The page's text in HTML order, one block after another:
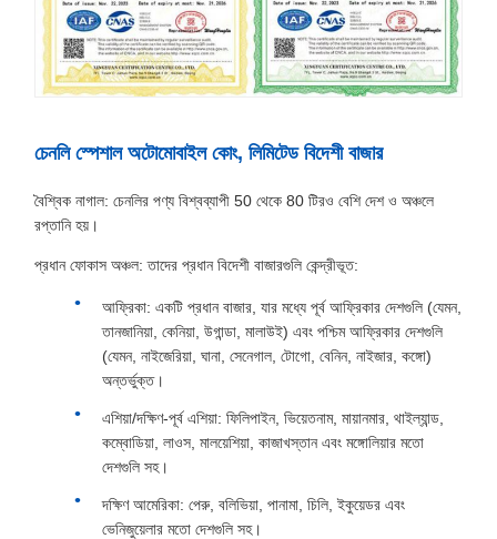
চেনলি স্পেশাল অটোমোবাইল কোং, লিমিটেড বিদেশী বাজার
বৈশ্বিক নাগাল: চেনলির পণ্য বিশ্বব্যাপী 50 থেকে 80 টিরও বেশি দেশ ও অঞ্চলে
রপ্তানি হয়।
প্রধান ফোকাস অঞ্চল: তাদের প্রধান বিদেশী বাজারগুলি কেন্দ্রীভূত:
আফ্রিকা: একটি প্রধান বাজার, যার মধ্যে পূর্ব আফ্রিকার দেশগুলি (যেমন,
তানজানিয়া, কেনিয়া, উগান্ডা, মালাউই) এবং পশ্চিম আফ্রিকার দেশগুলি
(যেমন, নাইজেরিয়া, ঘানা, সেনেগাল, টোগো, বেনিন, নাইজার, কঙ্গো)
অন্তর্ভুক্ত।
এশিয়া/দক্ষিণ-পূর্ব এশিয়া: ফিলিপাইন, ভিয়েতনাম, মায়ানমার, থাইল্যান্ড,
কম্বোডিয়া, লাওস, মালয়েশিয়া, কাজাখস্তান এবং মঙ্গোলিয়ার মতো
দেশগুলি সহ।
দক্ষিণ আমেরিকা: পেরু, বলিভিয়া, পানামা, চিলি, ইকুয়েডর এবং
ভেনিজুয়েলার মতো দেশগুলি সহ।